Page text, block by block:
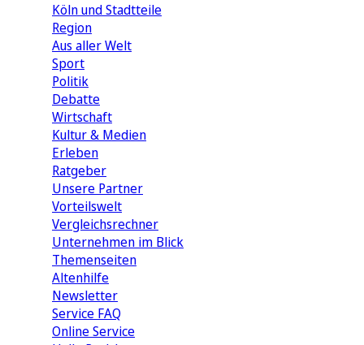
Köln und Stadtteile
Region
Aus aller Welt
Sport
Politik
Debatte
Wirtschaft
Kultur & Medien
Erleben
Ratgeber
Unsere Partner
Vorteilswelt
Vergleichsrechner
Unternehmen im Blick
Themenseiten
Altenhilfe
Newsletter
Service FAQ
Online Service